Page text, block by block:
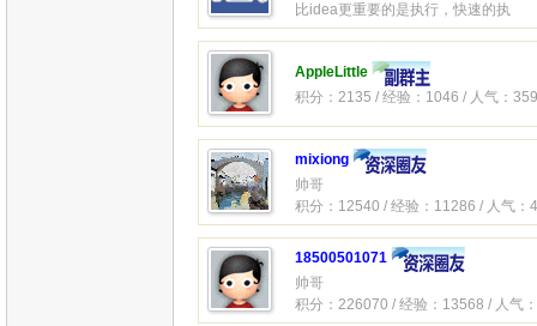
比idea更重要的是执行，快速的执
AppleLittle
积分：2135 / 经验：1046 / 人气：
mixiong
帅哥
积分：12540 / 经验：11286 / 人气：
18500501071
帅哥
积分：226070 / 经验：13568 / 人气